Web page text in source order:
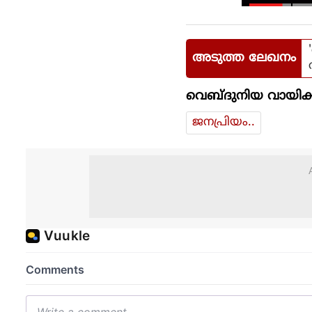
അടുത്ത ലേഖനം
വെബ്ദുനിയ
ജനപ്രിയം..